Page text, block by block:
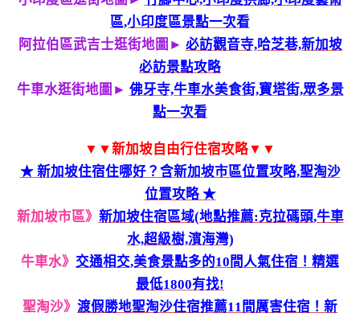
區,小印度區景點一次看
阿拉伯區武吉士逛街地圖► 必訪觀音寺,哈芝巷,新加坡
必訪景點攻略
牛車水逛街地圖► 佛牙寺,牛車水美食街,寶塔街,眾多景
點一次看
▼▼新加坡自由行住宿攻略▼▼
★ 新加坡住宿住哪好？含新加坡市區位置攻略,聖淘沙
位置攻略 ★
新加坡市區》 新加坡住宿區域(地點推薦:克拉碼頭,牛車
水,超級樹,濱海灣)
牛車水》 交通相交,美食景點多的10間人氣住宿！精選
最低1800有找!
聖淘沙》 渡假勝地聖淘沙住宿推薦11間厲害住宿！新